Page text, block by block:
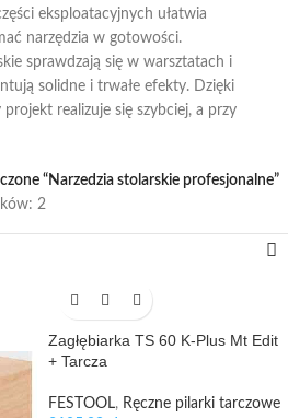
eksploatacyjnych ułatwia
narzędzia w gotowości.
sprawdzają się w warsztatach i
solidne i trwałe efekty. Dzięki
realizuje się szybciej, a przy
“Narzedzia stolarskie profesjonalne”
2
Zagłębiarka TS 60 K-Plus Mt Edit
+ Tarcza
FESTOOL, Ręczne pilarki tarczowe